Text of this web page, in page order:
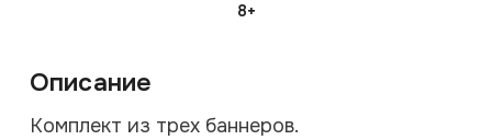
8+
Описание
Комплект из трех баннеров.